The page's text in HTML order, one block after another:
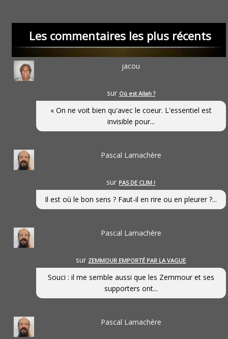
Les commentaires les plus récents
jacou
sur Où est Allah ?
« On ne voit bien qu'avec le coeur. L'essentiel est
invisible pour...
Pascal Lamachère
sur PAS DE CLIM !
Il est où le bon sens ? Faut-il en rire ou en pleurer ?...
Pascal Lamachère
sur ZEMMOUR EMPORTÉ PAR LA VAGUE
Souci : il me semble aussi que les Zemmour et ses
supporters ont...
Pascal Lamachère